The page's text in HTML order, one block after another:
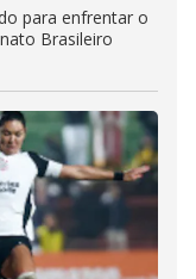
para enfrentar o
Brasileiro